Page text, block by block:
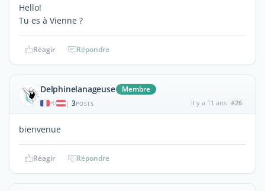
Hello!
Tu es à Vienne ?
Réagir Répondre
Delphinelanageuse Membre
| 3POSTS il y a 11 ans #26
bienvenue
Réagir Répondre